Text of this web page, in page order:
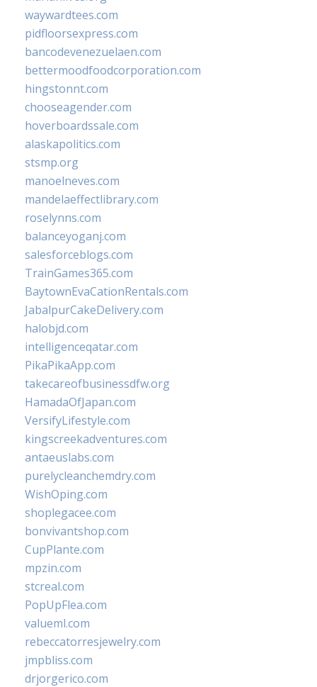
waywardtees.com
pidfloorsexpress.com
bancodevenezuelaen.com
bettermoodfoodcorporation.com
hingstonnt.com
chooseagender.com
hoverboardssale.com
alaskapolitics.com
stsmp.org
manoelneves.com
mandelaeffectlibrary.com
roselynns.com
balanceyoganj.com
salesforceblogs.com
TrainGames365.com
BaytownEvaCationRentals.com
JabalpurCakeDelivery.com
halobjd.com
intelligenceqatar.com
PikaPikaApp.com
takecareofbusinessdfw.org
HamadaOfJapan.com
VersifyLifestyle.com
kingscreekadventures.com
antaeuslabs.com
purelycleanchemdry.com
WishOping.com
shoplegacee.com
bonvivantshop.com
CupPlante.com
mpzin.com
stcreal.com
PopUpFlea.com
valueml.com
rebeccatorresjewelry.com
jmpbliss.com
drjorgerico.com